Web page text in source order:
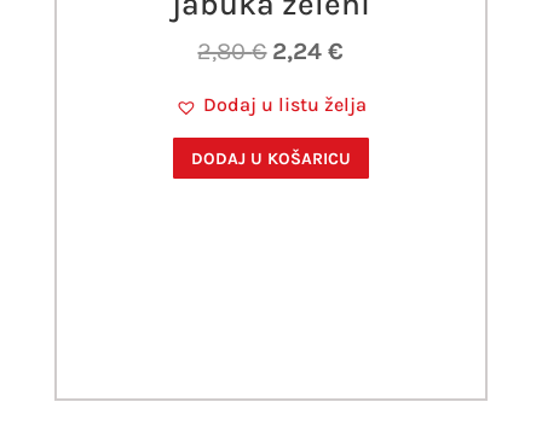
2,80€ Izvorna
bila
je:
2,80 €.
2,24€
je:
2,24 €.
Dodaj u listu želja
DODAJ U KOŠARICU